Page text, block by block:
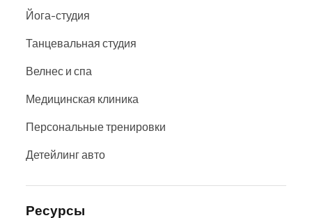
Йога-студия
Танцевальная студия
Велнес и спа
Медицинская клиника
Персональные тренировки
Детейлинг авто
Ресурсы